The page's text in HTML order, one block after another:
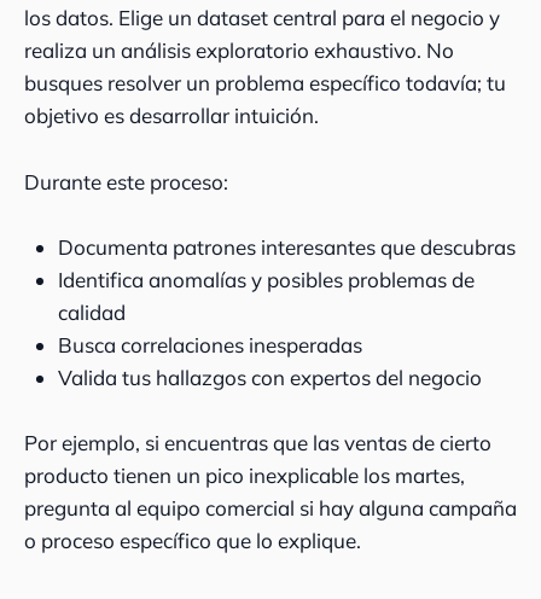
los datos. Elige un dataset central para el negocio y
realiza un análisis exploratorio exhaustivo. No
busques resolver un problema específico todavía; tu
objetivo es desarrollar intuición.
Durante este proceso:
Documenta patrones interesantes que descubras
Identifica anomalías y posibles problemas de
calidad
Busca correlaciones inesperadas
Valida tus hallazgos con expertos del negocio
Por ejemplo, si encuentras que las ventas de cierto
producto tienen un pico inexplicable los martes,
pregunta al equipo comercial si hay alguna campaña
o proceso específico que lo explique.